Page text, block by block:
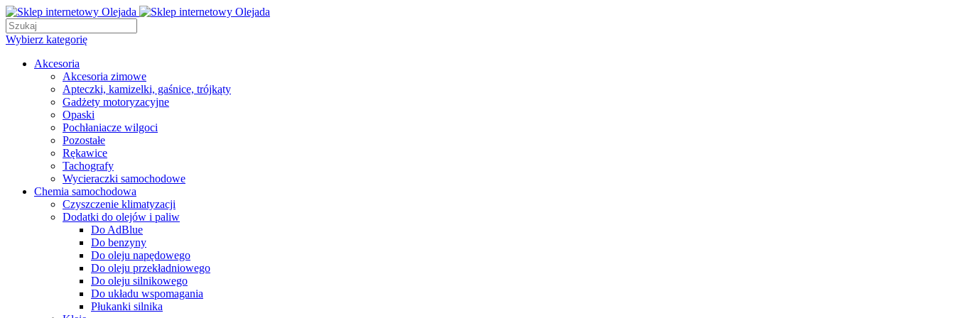
Wybierz kategorię
Akcesoria
Akcesoria zimowe
Apteczki, kamizelki, gaśnice, trójkąty
Gadżety motoryzacyjne
Opaski
Pochłaniacze wilgoci
Pozostałe
Rękawice
Tachografy
Wycieraczki samochodowe
Chemia samochodowa
Czyszczenie klimatyzacji
Dodatki do olejów i paliw
Do AdBlue
Do benzyny
Do oleju napędowego
Do oleju przekładniowego
Do oleju silnikowego
Do układu wspomagania
Płukanki silnika